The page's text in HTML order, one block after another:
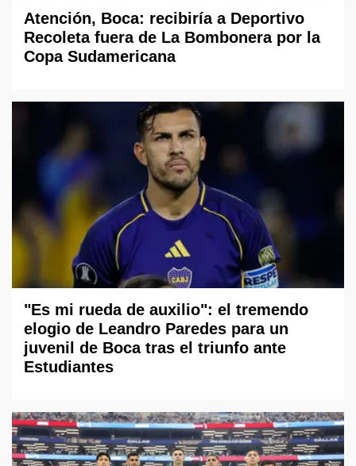
Atención, Boca: recibiría a Deportivo
Recoleta fuera de La Bombonera por la
Copa Sudamericana
"Es mi rueda de auxilio": el tremendo
elogio de Leandro Paredes para un
juvenil de Boca tras el triunfo ante
Estudiantes